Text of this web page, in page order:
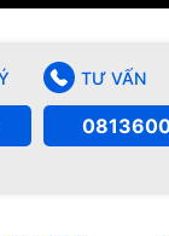
TƯ VẤN